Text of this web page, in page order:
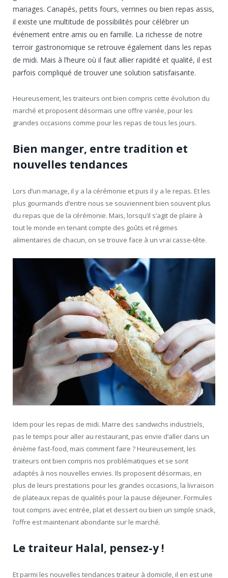
mariages. Canapés, petits fours, verrines ou bien repas assis,
il existe une multitude de possibilités pour célébrer un
événement entre amis ou en famille. La richesse de notre
terroir gastronomique se retrouve également dans les repas
de midi. Mais à l’heure où il faut allier rapidité et qualité, il est
parfois compliqué de trouver une solution satisfaisante.
Heureusement, les traiteurs ont bien compris cette évolution du
marché et proposent désormais une offre variée, pour les
grandes occasions comme pour les repas de tous les jours.
Bien manger, entre tradition et
nouvelles tendances
Lors d’un mariage, il y a la cérémonie et puis il y a le repas. Et les
plus gourmands d’entre nous se souviennent bien souvent plus
du repas que de la cérémonie. Mais, lorsqu’il s’agit de plaire à
tout le monde en tenant compte des goûts et régimes
alimentaires de chacun, on se trouve face à un vrai casse-tête.
Idem pour les repas de midi. Marre des sandwichs industriels,
pas le temps pour aller au restaurant, pas envie d’aller dans un
énième fast-food, mais comment faire ? Heureusement, les
traiteurs ont bien compris nos problématiques et se sont
adaptés à nos nouvelles envies. Ils proposent désormais, en
plus de leurs prestations pour les grandes occasions, la livraison
de plateaux repas de qualités pour la pause déjeuner. Formules
tout compris avec entrée, plat et dessert ou bien un simple snack,
l’offre est maintenant abondante sur le marché.
Le traiteur Halal, pensez-y !
Et parmi les nouvelles tendances traiteur à domicile, il en est une